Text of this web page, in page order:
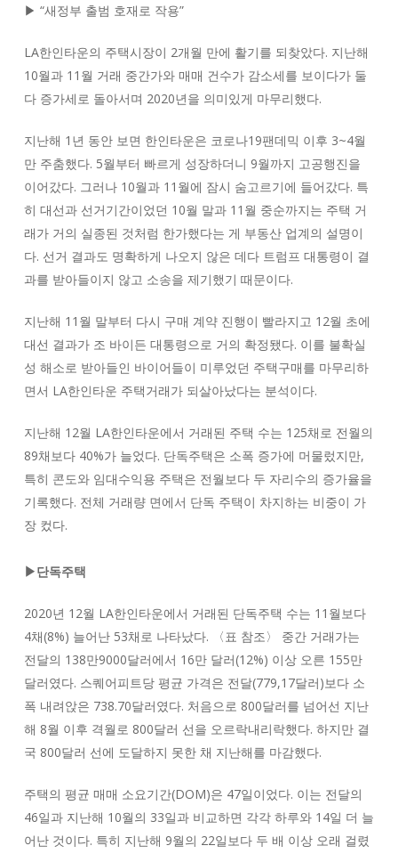
▶ “새정부 출범 호재로 작용”
LA한인타운의 주택시장이 2개월 만에 활기를 되찾았다. 지난해
10월과 11월 거래 중간가와 매매 건수가 감소세를 보이다가 둘
다 증가세로 돌아서며 2020년을 의미있게 마무리했다.
지난해 1년 동안 보면 한인타운은 코로나19팬데믹 이후 3~4월
만 주춤했다. 5월부터 빠르게 성장하더니 9월까지 고공행진을
이어갔다. 그러나 10월과 11월에 잠시 숨고르기에 들어갔다. 특
히 대선과 선거기간이었던 10월 말과 11월 중순까지는 주택 거
래가 거의 실종된 것처럼 한가했다는 게 부동산 업계의 설명이
다. 선거 결과도 명확하게 나오지 않은 데다 트럼프 대통령이 결
과를 받아들이지 않고 소송을 제기했기 때문이다.
지난해 11월 말부터 다시 구매 계약 진행이 빨라지고 12월 초에
대선 결과가 조 바이든 대통령으로 거의 확정됐다. 이를 불확실
성 해소로 받아들인 바이어들이 미루었던 주택구매를 마무리하
면서 LA한인타운 주택거래가 되살아났다는 분석이다.
지난해 12월 LA한인타운에서 거래된 주택 수는 125채로 전월의
89채보다 40%가 늘었다. 단독주택은 소폭 증가에 머물렀지만,
특히 콘도와 임대수익용 주택은 전월보다 두 자리수의 증가율을
기록했다. 전체 거래량 면에서 단독 주택이 차지하는 비중이 가
장 컸다.
▶단독주택
2020년 12월 LA한인타운에서 거래된 단독주택 수는 11월보다
4채(8%) 늘어난 53채로 나타났다. 〈표 참조〉 중간 거래가는
전달의 138만9000달러에서 16만 달러(12%) 이상 오른 155만
달러였다. 스퀘어피트당 평균 가격은 전달(779,17달러)보다 소
폭 내려앉은 738.70달러였다. 처음으로 800달러를 넘어선 지난
해 8월 이후 격월로 800달러 선을 오르락내리락했다. 하지만 결
국 800달러 선에 도달하지 못한 채 지난해를 마감했다.
주택의 평균 매매 소요기간(DOM)은 47일이었다. 이는 전달의
46일과 지난해 10월의 33일과 비교하면 각각 하루와 14일 더 늘
어난 것이다. 특히 지난해 9월의 22일보다 두 배 이상 오래 걸렸